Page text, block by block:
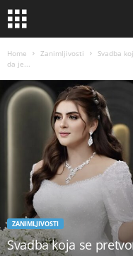
Home Zanimljivosti
Svadba
da je...
ZANIMLJIVOSTI
Svadba koja se